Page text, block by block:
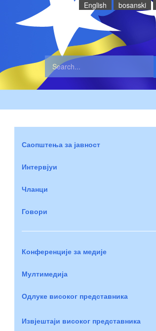
English bosanski
Саопштења за јавност
Интервјуи
Чланци
Говори
Конференције за медије
Мултимедија
Одлуке високог представника
Извјештаји високог представника